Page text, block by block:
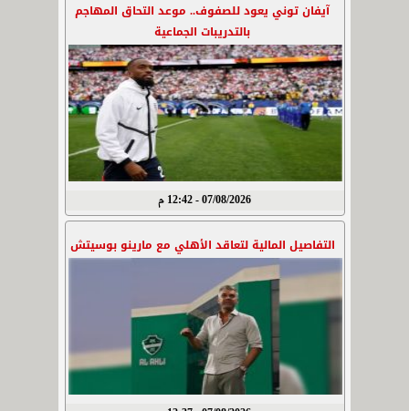
آيفان توني يعود للصفوف.. موعد التحاق المهاجم
بالتدريبات الجماعية
07/08/2026 - 12:42 م
التفاصيل المالية لتعاقد الأهلي مع مارينو بوسيتش